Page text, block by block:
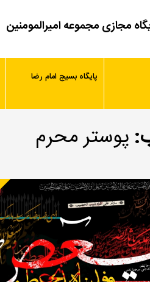
مجازی مجموعه امیرالمومنین
پایگاه بسیج امام رضا
پوستر محرم